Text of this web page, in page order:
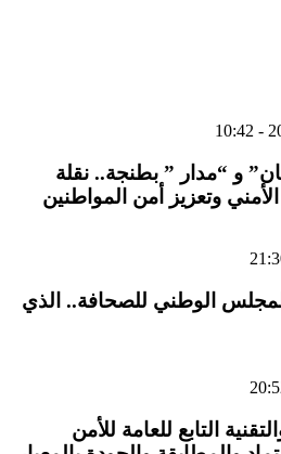
و “مدار ” بطنجة.. نقلة
وتعزيز أمن المواطنين
الوطني للصحافة.. الذي
التابع للعامة للأمن